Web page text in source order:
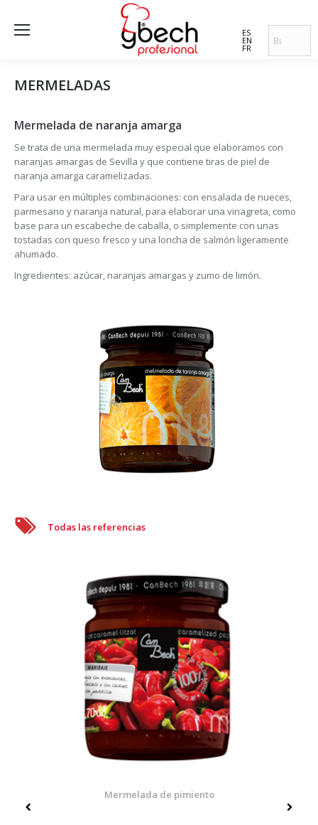
ES
EN
FR
MERMELADAS
Mermelada de naranja amarga
Se trata de una mermelada muy especial que elaboramos con
naranjas amargas de Sevilla y que contiene tiras de piel de
naranja amarga caramelizadas.
Para usar en múltiples combinaciones: con ensalada de nueces,
parmesano y naranja natural, para elaborar una vinagreta, como
base para un escabeche de caballa, o simplemente con unas
tostadas con queso fresco y una loncha de salmón ligeramente
ahumado.
Ingredientes: azúcar, naranjas amargas y zumo de limón.
Todas las referencias
Mermelada de pimiento